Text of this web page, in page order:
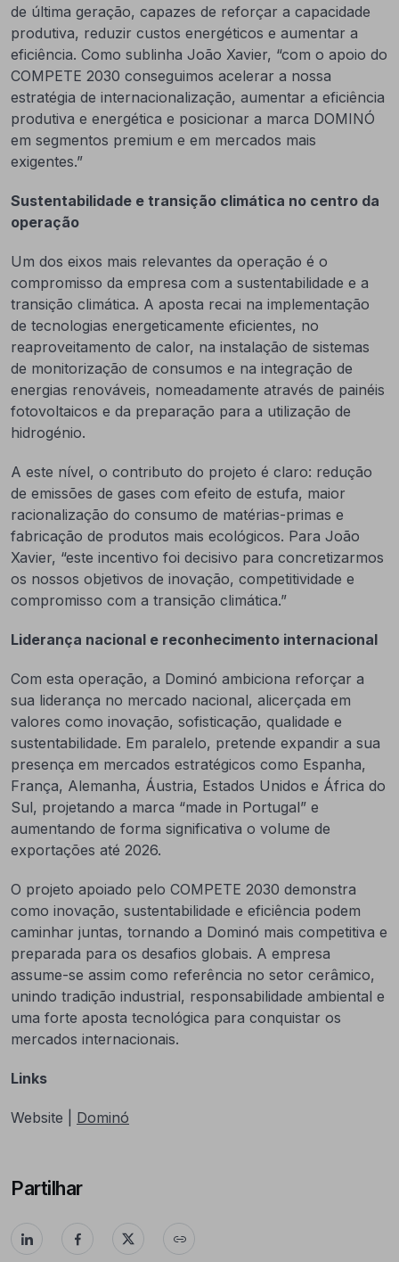
de última geração, capazes de reforçar a capacidade
produtiva, reduzir custos energéticos e aumentar a
eficiência. Como sublinha João Xavier, “com o apoio do
COMPETE 2030 conseguimos acelerar a nossa
estratégia de internacionalização, aumentar a eficiência
produtiva e energética e posicionar a marca DOMINÓ
em segmentos premium e em mercados mais
exigentes.”
Sustentabilidade e transição climática no centro da
operação
Um dos eixos mais relevantes da operação é o
compromisso da empresa com a sustentabilidade e a
transição climática. A aposta recai na implementação
de tecnologias energeticamente eficientes, no
reaproveitamento de calor, na instalação de sistemas
de monitorização de consumos e na integração de
energias renováveis, nomeadamente através de painéis
fotovoltaicos e da preparação para a utilização de
hidrogénio.
A este nível, o contributo do projeto é claro: redução
de emissões de gases com efeito de estufa, maior
racionalização do consumo de matérias-primas e
fabricação de produtos mais ecológicos. Para João
Xavier, “este incentivo foi decisivo para concretizarmos
os nossos objetivos de inovação, competitividade e
compromisso com a transição climática.”
Liderança nacional e reconhecimento internacional
Com esta operação, a Dominó ambiciona reforçar a
sua liderança no mercado nacional, alicerçada em
valores como inovação, sofisticação, qualidade e
sustentabilidade. Em paralelo, pretende expandir a sua
presença em mercados estratégicos como Espanha,
França, Alemanha, Áustria, Estados Unidos e África do
Sul, projetando a marca “made in Portugal” e
aumentando de forma significativa o volume de
exportações até 2026.
O projeto apoiado pelo COMPETE 2030 demonstra
como inovação, sustentabilidade e eficiência podem
caminhar juntas, tornando a Dominó mais competitiva e
preparada para os desafios globais. A empresa
assume-se assim como referência no setor cerâmico,
unindo tradição industrial, responsabilidade ambiental e
uma forte aposta tecnológica para conquistar os
mercados internacionais.
Links
Website | Dominó
Partilhar